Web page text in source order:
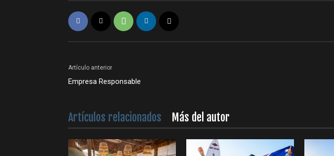
Artículo anterior
Empresa Responsable
Artículos relacionados Más del autor